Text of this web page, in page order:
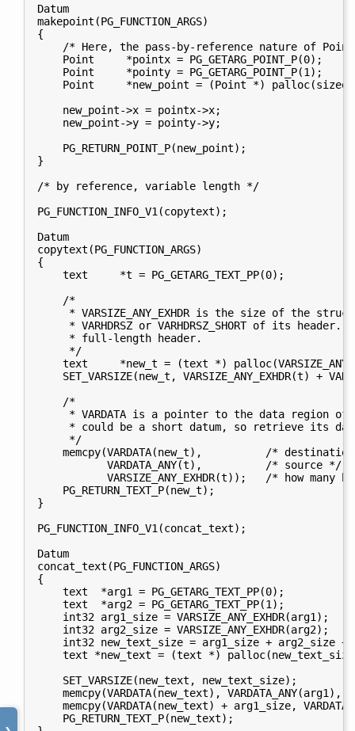
Datum
makepoint(PG_FUNCTION_ARGS)
{
/* Here, the pass-by-reference nature of
    Point     *pointx = PG_GETARG_POINT_P(0);
    Point     *pointy = PG_GETARG_POINT_P(1);
Point     *new_point = (Point *)
    new_point->x = pointx->x;
    new_point->y = pointy->y;
    PG_RETURN_POINT_P(new_point);
}
/* by reference, variable length */
PG_FUNCTION_INFO_V1(copytext);
Datum
copytext(PG_FUNCTION_ARGS)
{
    text     *t = PG_GETARG_TEXT_PP(0);
    /*
* VARSIZE_ANY_EXHDR is the size of the
* VARHDRSZ or VARHDRSZ_SHORT of its header.
     * full-length header.
     */
text     *new_t = (text *)
SET_VARSIZE(new_t, VARSIZE_ANY_EXHDR(t) +
    /*
* VARDATA is a pointer to the data region of
* could be a short datum, so retrieve its
     */
memcpy(VARDATA(new_t),          /*
           VARDATA_ANY(t),          /* source */
VARSIZE_ANY_EXHDR(t));   /* how many
    PG_RETURN_TEXT_P(new_t);
}
PG_FUNCTION_INFO_V1(concat_text);
Datum
concat_text(PG_FUNCTION_ARGS)
{
    text  *arg1 = PG_GETARG_TEXT_PP(0);
    text  *arg2 = PG_GETARG_TEXT_PP(1);
    int32 arg1_size = VARSIZE_ANY_EXHDR(arg1);
    int32 arg2_size = VARSIZE_ANY_EXHDR(arg2);
int32 new_text_size = arg1_size + arg2_size +
text *new_text = (text *)
    SET_VARSIZE(new_text, new_text_size);
memcpy(VARDATA(new_text), VARDATA_ANY(arg1),
memcpy(VARDATA(new_text) + arg1_size,
    PG_RETURN_TEXT_P(new_text);